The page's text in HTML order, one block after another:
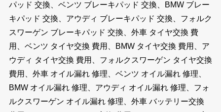
パッド 交換、ベンツ ブレーキパッド 交換、BMW ブレー
キパッド 交換、アウディ ブレーキパッド 交換、フォルク
スワーゲン ブレーキパッド 交換、外車 タイヤ交換 費
用、ベンツ タイヤ交換 費用、BMW タイヤ交換 費用、ア
ウディ タイヤ交換 費用、フォルクスワーゲン タイヤ交換
費用、外車 オイル漏れ 修理、ベンツ オイル漏れ 修理、
BMW オイル漏れ 修理、アウディ オイル漏れ 修理、フォ
ルクスワーゲン オイル漏れ 修理、外車 バッテリー交換